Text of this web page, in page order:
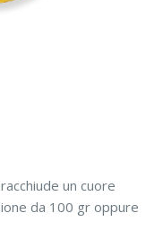
un cuore
da 100 gr oppure